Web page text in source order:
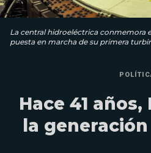
La central hidroeléctrica conmemora
puesta en marcha de su primera
Hace 41
la